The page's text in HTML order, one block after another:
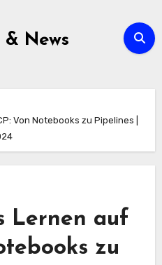
& News
Von Notebooks zu Pipelines |
Lernen auf
zu